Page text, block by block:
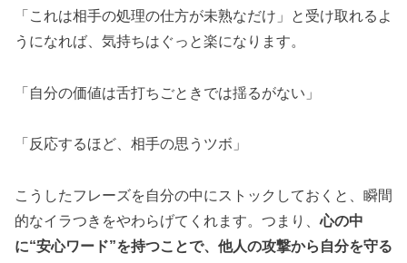
「これは相手の処理の仕方が未熟なだけ」と受け取れるよ
うになれば、気持ちはぐっと楽になります。
「自分の価値は舌打ちごときでは揺るがない」
「反応するほど、相手の思うツボ」
こうしたフレーズを自分の中にストックしておくと、瞬間
的なイラつきをやわらげてくれます。つまり、心の中
に“安心ワード”を持つことで、他人の攻撃から自分を守る